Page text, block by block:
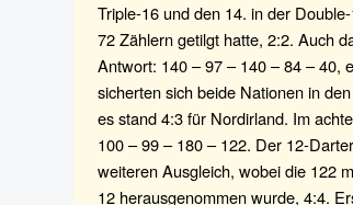
Triple-16 und den 14. in der
72 Zählern getilgt hatte, 2:2. Auch
Antwort: 140 – 97 – 140 – 84 – 40,
sicherten sich beide Nationen in
es stand 4:3 für Nordirland. Im
100 – 99 – 180 – 122. Der 12-
weiteren Ausgleich, wobei die 122
12 herausgenommen wurde, 4:4.